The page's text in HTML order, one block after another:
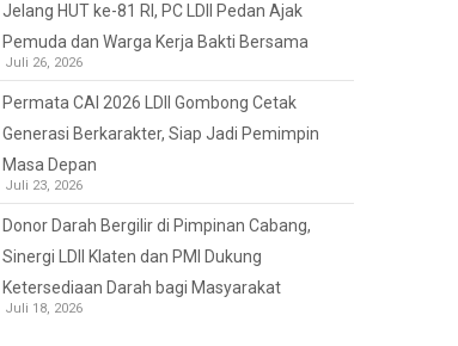
Jelang HUT ke-81 RI, PC LDII Pedan Ajak
Pemuda dan Warga Kerja Bakti Bersama
Juli 26, 2026
Permata CAI 2026 LDII Gombong Cetak
Generasi Berkarakter, Siap Jadi Pemimpin
Masa Depan
Juli 23, 2026
Donor Darah Bergilir di Pimpinan Cabang,
Sinergi LDII Klaten dan PMI Dukung
Ketersediaan Darah bagi Masyarakat
Juli 18, 2026